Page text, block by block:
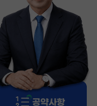
공약사항